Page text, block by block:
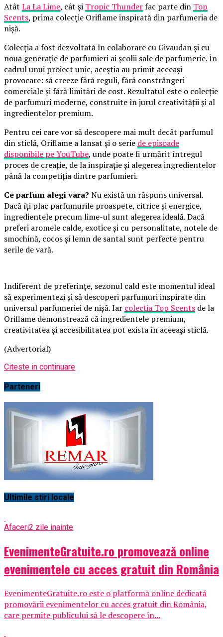
Atât La La Lime, cât și Tropic Thunderfac parte din Top
Scents, prima colecție Oriflame inspirată din parfumeria de
nișă.
Colecția a fost dezvoltată în colaborare cu Givaudan și cu
noua generație de parfumieri ai școlii sale de parfumerie. În
cadrul unui proiect unic, aceștia au primit aceeași
provocare: să creeze fără reguli, fără constrângeri
comerciale și fără limitări de cost. Rezultatul este o colecție
de parfumuri moderne, construite în jurul creativității și al
ingredientelor premium.
Pentru cei care vor să descopere mai mult decât parfumul
din sticlă, Oriflame a lansat și o serie de episoade
disponibile pe YouTube, unde poate fi urmărit întregul
proces de creație, de la inspirație și alegerea ingredientelor
până la competiția dintre parfumieri.
Ce parfum alegi vara? Nu există un răspuns universal.
Dacă îți plac parfumurile proaspete, citrice și energice,
ingredientele precum lime-ul sunt alegerea ideală. Dacă
preferi aromele calde, exotice și cu personalitate, notele de
smochină, cocos și lemn de santal sunt perfecte pentru
serile de vară.
Indiferent de preferințe, sezonul cald este momentul ideal
să experimentezi și să descoperi parfumuri inspirate din
universul parfumeriei de nișă. Iar colecția Top Scents de la
Oriflame demonstrează că ingredientele premium,
creativitatea și accesibilitatea pot exista în aceeași sticlă.
(Advertorial)
Citeste in continuare
Parteneri
Ultimile stiri locale
Afaceri2 zile inainte
EvenimenteGratuite.ro promovează online
evenimentele cu acces gratuit din România
EvenimenteGratuite.ro este o platformă online dedicată
promovării evenimentelor cu acces gratuit din România,
care permite publicului să le descopere în...